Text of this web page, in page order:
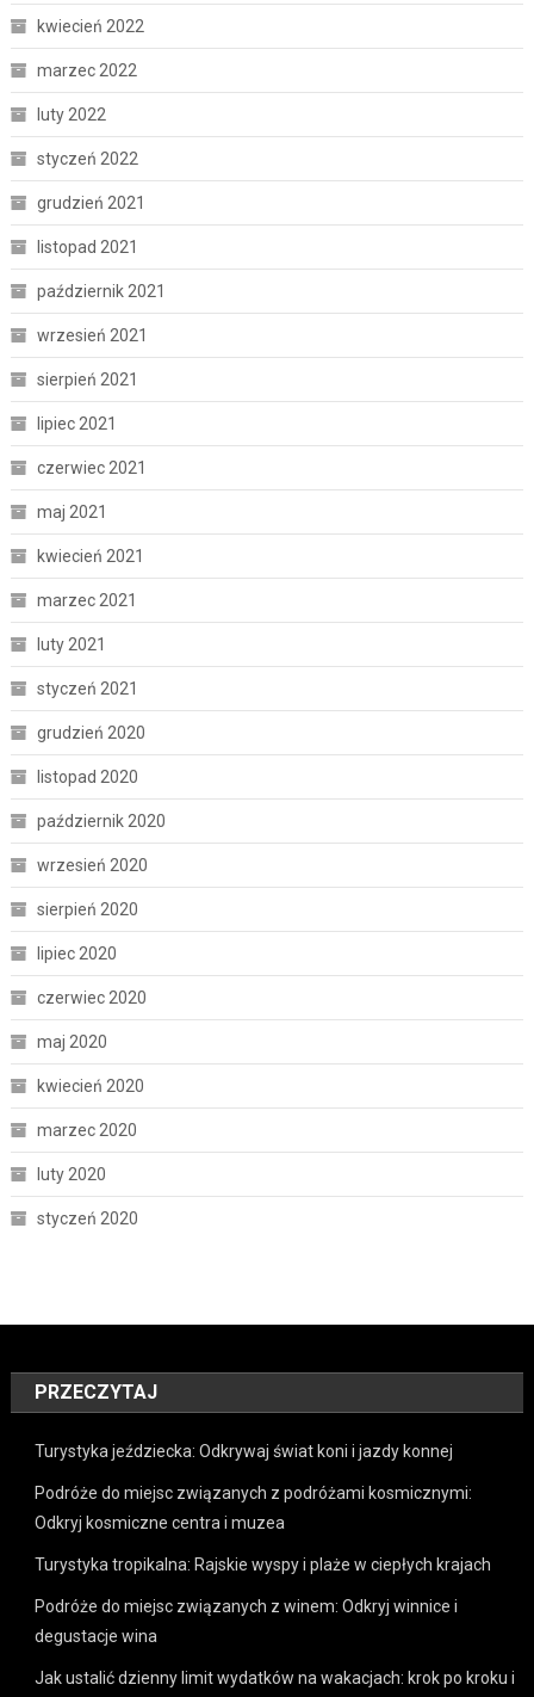
kwiecień 2022
marzec 2022
luty 2022
styczeń 2022
grudzień 2021
listopad 2021
październik 2021
wrzesień 2021
sierpień 2021
lipiec 2021
czerwiec 2021
maj 2021
kwiecień 2021
marzec 2021
luty 2021
styczeń 2021
grudzień 2020
listopad 2020
październik 2020
wrzesień 2020
sierpień 2020
lipiec 2020
czerwiec 2020
maj 2020
kwiecień 2020
marzec 2020
luty 2020
styczeń 2020
PRZECZYTAJ
Turystyka jeździecka: Odkrywaj świat koni i jazdy konnej
Podróże do miejsc związanych z podróżami kosmicznymi:
Odkryj kosmiczne centra i muzea
Turystyka tropikalna: Rajskie wyspy i plaże w ciepłych krajach
Podróże do miejsc związanych z winem: Odkryj winnice i
degustacje wina
Jak ustalić dzienny limit wydatków na wakacjach: krok po kroku i